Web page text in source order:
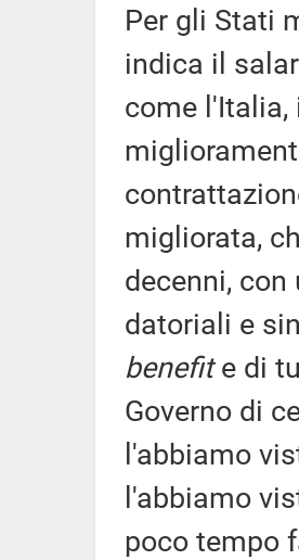
Per gli Stati
indica il
come l'Italia,
migliorata,
decenni,
datoriali e
benefite di
Governo di
l'abbiamo
l'abbiamo
poco tempo